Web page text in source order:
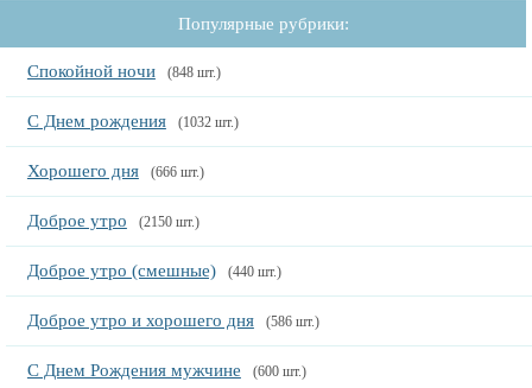
Популярные рубрики:
Спокойной ночи (848 шт.)
С Днем рождения (1032 шт.)
Хорошего дня (666 шт.)
Доброе утро (2150 шт.)
Доброе утро (смешные) (440 шт.)
Доброе утро и хорошего дня (586 шт.)
С Днем Рождения мужчине (600 шт.)